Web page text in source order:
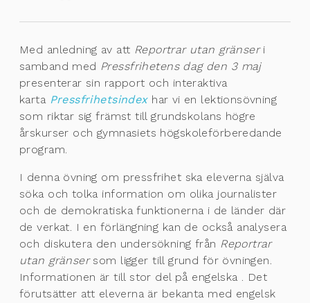
Med anledning av att Reportrar utan gränseri
samband med Pressfrihetens dag den 3 maj
presenterar sin rapport och interaktiva
karta Pressfrihetsindexhar vi en lektionsövning
som riktar sig främst till grundskolans högre
årskurser och gymnasiets högskoleförberedande
program.
I denna övning om pressfrihet ska eleverna själva
söka och tolka information om olika journalister
och de demokratiska funktionerna i de länder där
de verkat. I en förlängning kan de också analysera
och diskutera den undersökning från Reportrar
utan gränsersom ligger till grund för övningen.
Informationen är till stor del på engelska . Det
förutsätter att eleverna är bekanta med engelsk